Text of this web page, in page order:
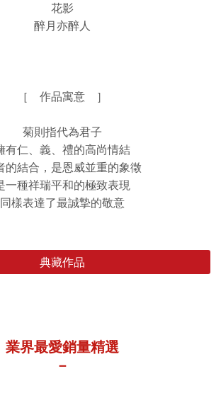
花影
醉月亦醉人
［ 作品寓意 ］
菊則指代為君子
有仁、義、禮的高尚情結
的結合，是恩威並重的象徵
一種祥瑞平和的極致表現
同樣表達了最誠摯的敬意
典藏作品
業界最愛銷量精選
－